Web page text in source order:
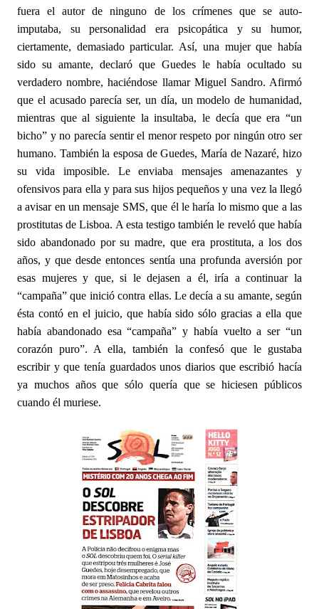
fuera el autor de ninguno de los crímenes que se auto-
imputaba, su personalidad era psicopática y su humor,
ciertamente, demasiado particular. Así, una mujer que había
sido su amante, declaró que Guedes le había ocultado su
verdadero nombre, haciéndose llamar Miguel Sandro. Afirmó
que el acusado parecía ser, un día, un modelo de humanidad,
mientras que al siguiente la insultaba, le decía que era “un
bicho” y no parecía sentir el menor respeto por ningún otro ser
humano. También la esposa de Guedes, María de Nazaré, hizo
su vida imposible. Le enviaba mensajes amenazantes y
ofensivos para ella y para sus hijos pequeños y una vez la llegó
a avisar en un mensaje SMS, que él le haría lo mismo que a las
prostitutas de Lisboa. A esta testigo también le reveló que había
sido abandonado por su madre, que era prostituta, a los dos
años, y que desde entonces sentía una profunda aversión por
esas mujeres y que, si le dejasen a él, iría a continuar la
“campaña” que inició contra ellas. Le decía a su amante, según
ésta contó en el juicio, que había sido sólo gracias a ella que
había abandonado esa “campaña” y había vuelto a ser “un
corazón puro”. A ella, también la confesó que le gustaba
escribir y que tenía guardados unos diarios que escribió hacía
ya muchos años que sólo quería que se hiciesen públicos
cuando él muriese.